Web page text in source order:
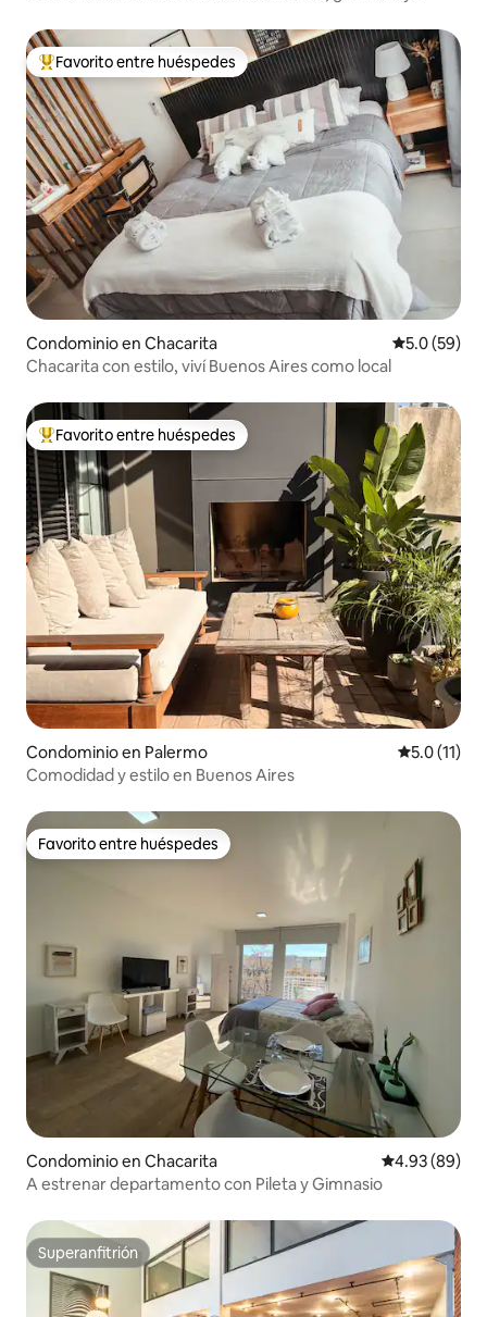
De los mejores en Favorito entre huéspedes
Favorito entre huéspedes
Condominio en Chacarita Calificación
5.0 (59)
Chacarita con estilo, viví Buenos Aires como local
De los mejores en Favorito entre huéspedes
Favorito entre huéspedes
Condominio en Palermo Calificación
5.0 (11)
Comodidad y estilo en Buenos Aires
Favorito entre huéspedes
Favorito entre huéspedes
Condominio en Chacarita Calificación
4.93 (89)
A estrenar departamento con Pileta y Gimnasio
Superanfitrión
Superanfitrión